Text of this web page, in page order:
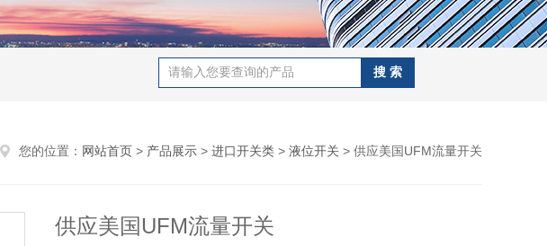
您的位置： 网站首页 > 产品展示 > 进口开关类 > 液位开关 > 供应美国UFM流量开关
供应美国UFM流量开关